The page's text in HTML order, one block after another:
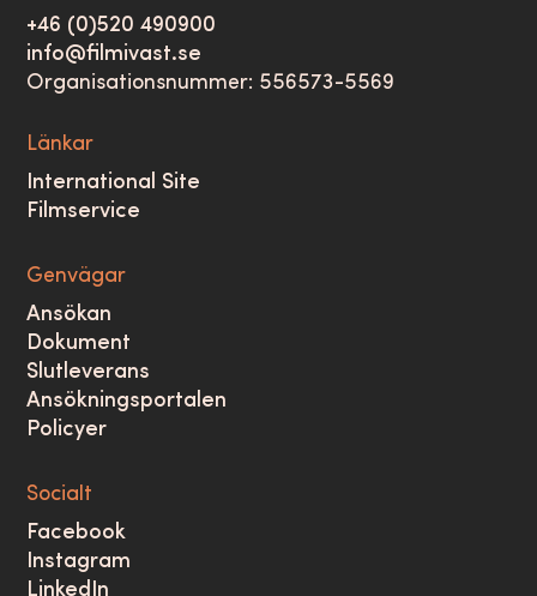
+46 (0)520 490900
info@filmivast.se
Organisationsnummer: 556573-5569
Länkar
International Site
Filmservice
Genvägar
Ansökan
Dokument
Slutleverans
Ansökningsportalen
Policyer
Socialt
Facebook
Instagram
LinkedIn